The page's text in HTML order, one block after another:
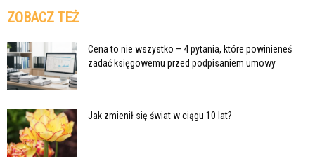
ZOBACZ TEŻ
Cena to nie wszystko – 4 pytania, które powinieneś
zadać księgowemu przed podpisaniem umowy
Jak zmienił się świat w ciągu 10 lat?